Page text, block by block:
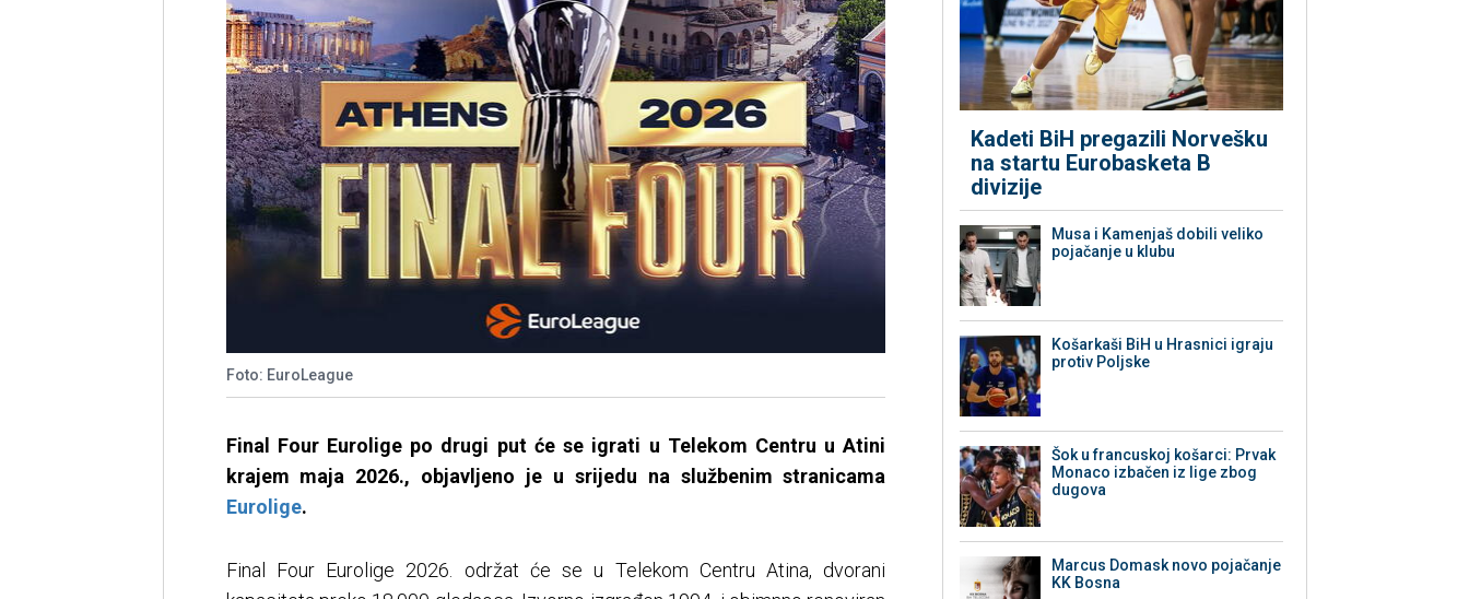
Foto: EuroLeague
Final Four Eurolige po drugi put će se igrati u Telekom Centru u Atini
krajem maja 2026., objavljeno je u srijedu na službenim stranicama
Eurolige.
Final Four Eurolige 2026. održat će se u Telekom Centru Atina, dvorani
Kadeti BiH pregazili Norvešku
na startu Eurobasketa B
divizije
Musa i Kamenjaš dobili veliko
pojačanje u klubu
Košarkaši BiH u Hrasnici igraju
protiv Poljske
Šok u francuskoj košarci: Prvak
Monaco izbačen iz lige zbog
dugova
Marcus Domask novo pojačanje
KK Bosna